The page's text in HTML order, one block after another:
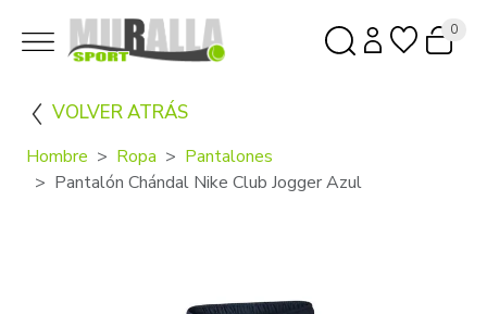
0
VOLVER ATRÁS
Hombre Ropa
Pantalones
Pantalón Chándal Nike Club Jogger Azul